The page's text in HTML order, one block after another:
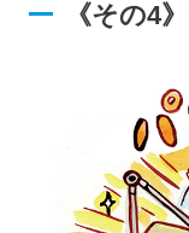
《その4